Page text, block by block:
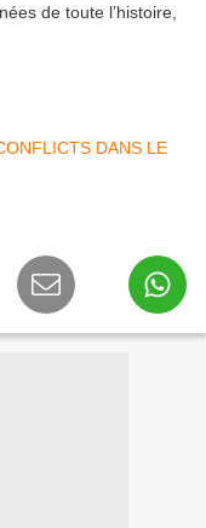
de toute l’histoire,
DANS LE